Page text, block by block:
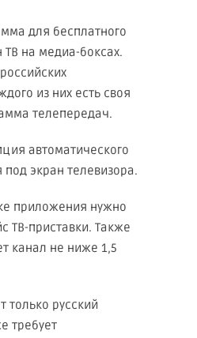
для бесплатного
на медиа-боксах.
из них есть своя
телепередач.
автоматического
экран телевизора.
приложения нужно
ТВ-приставки. Также
канал не ниже 1,5
русский
требует